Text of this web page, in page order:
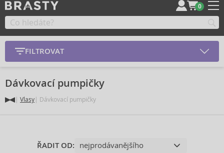
0
FILTROVAT
Dávkovací pumpičky
Vlasy Dávkovací pumpičky
ŘADIT OD: